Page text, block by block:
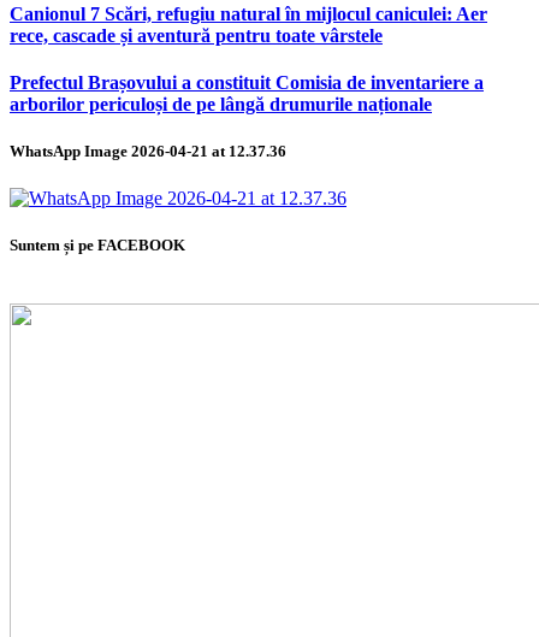
Canionul 7 Scări, refugiu natural în mijlocul caniculei: Aer
rece, cascade și aventură pentru toate vârstele
Prefectul Brașovului a constituit Comisia de inventariere a
arborilor periculoși de pe lângă drumurile naționale
WhatsApp Image 2026-04-21 at 12.37.36
Suntem și pe FACEBOOK